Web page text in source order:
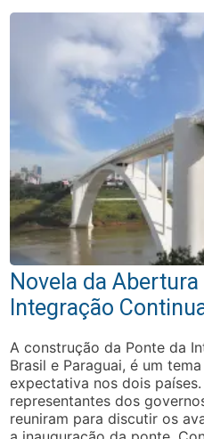
Novela da
Integração
A construção da Ponte da
Brasil e Paraguai, é um
expectativa nos dois países.
representantes dos
reuniram para discutir os